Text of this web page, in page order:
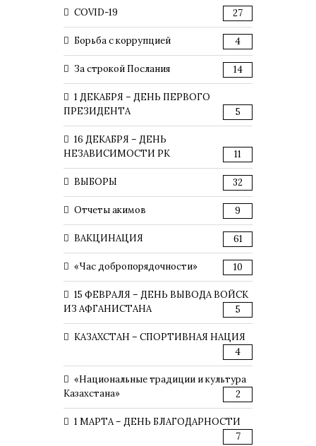
COVID-19 27
Борьба с коррупцией 4
За строкой Послания 14
1 ДЕКАБРЯ – ДЕНЬ ПЕРВОГО
ПРЕЗИДЕНТА
5
16 ДЕКАБРЯ – ДЕНЬ
НЕЗАВИСИМОСТИ РК
11
ВЫБОРЫ 32
Отчеты акимов 9
ВАКЦИНАЦИЯ 61
«Час добропорядочности» 10
15 ФЕВРАЛЯ – ДЕНЬ ВЫВОДА ВОЙСК
ИЗ АФГАНИСТАНА
5
КАЗАХСТАН – СПОРТИВНАЯ НАЦИЯ
4
«Национальные традиции и культура
Казахстана»
2
1 МАРТА – ДЕНЬ БЛАГОДАРНОСТИ
7